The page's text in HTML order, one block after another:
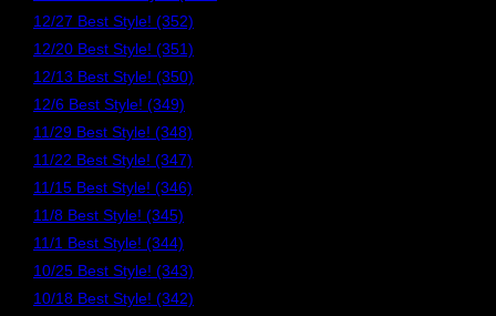
12/27 Best Style! (352)
12/20 Best Style! (351)
12/13 Best Style! (350)
12/6 Best Style! (349)
11/29 Best Style! (348)
11/22 Best Style! (347)
11/15 Best Style! (346)
11/8 Best Style! (345)
11/1 Best Style! (344)
10/25 Best Style! (343)
10/18 Best Style! (342)